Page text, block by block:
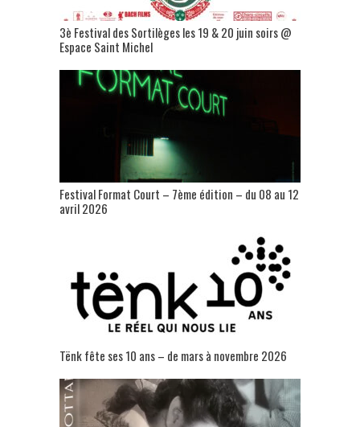
3è Festival des Sortilèges les 19 & 20 juin soirs @
Espace Saint Michel
Festival Format Court – 7ème édition – du 08 au 12
avril 2026
Tënk fête ses 10 ans – de mars à novembre 2026